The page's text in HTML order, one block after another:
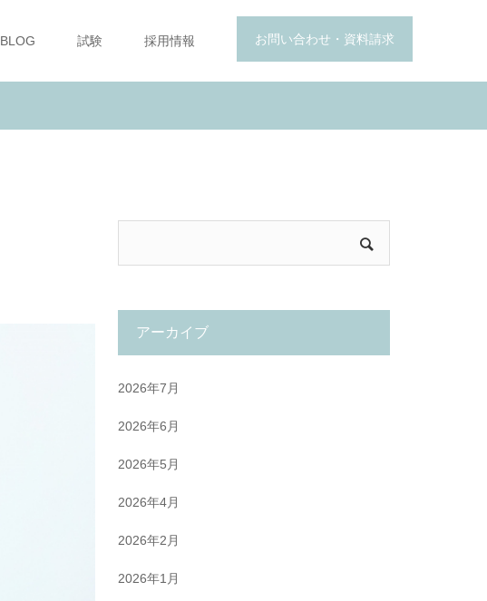
お問い合わせ・資料請求
BLOG 試験 採用情報
アーカイブ
2026年7月
2026年6月
2026年5月
2026年4月
2026年2月
2026年1月